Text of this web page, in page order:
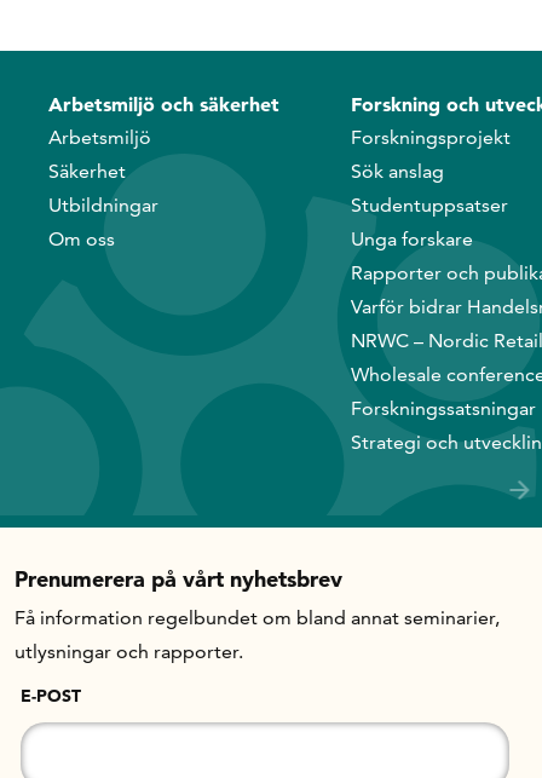
Arbetsmiljö och säkerhet
Arbetsmiljö
Säkerhet
Utbildningar
Om oss
Forskning och
Forskningsprojekt
Sök anslag
Studentuppsatser
Unga forskare
Rapporter och
Varför bidrar
NRWC – Nordic
Wholesale
Forskningssatsningar
Strategi och
Prenumerera på vårt nyhetsbrev
Få information regelbundet om bland annat seminarier,
utlysningar och rapporter.
E-POST